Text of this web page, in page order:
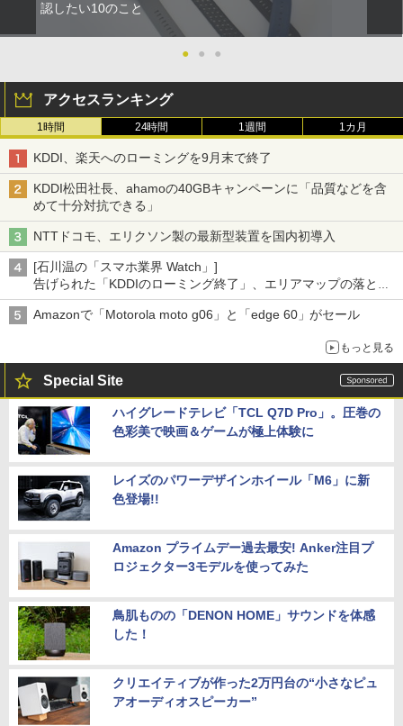
認したい10のこと
● ● ●
アクセスランキング
1時間 24時間 1週間 1カ月
KDDI、楽天へのローミングを9月末で終了
KDDI松田社長、ahamoの40GBキャンペーンに「品質などを含
めて十分対抗できる」
NTTドコモ、エリクソン製の最新型装置を国内初導入
[石川温の「スマホ業界 Watch」]
告げられた「KDDIのローミング終了」、エリアマップの落とし
穴と楽天モバイルの課題
Amazonで「Motorola moto g06」と「edge 60」がセール
もっと見る
Special Site
ハイグレードテレビ「TCL Q7D Pro」。圧巻の
色彩美で映画＆ゲームが極上体験に
レイズのパワーデザインホイール「M6」に新
色登場!!
Amazon プライムデー過去最安! Anker注目プ
ロジェクター3モデルを使ってみた
鳥肌ものの「DENON HOME」サウンドを体感
した！
クリエイティブが作った2万円台の“小さなピュ
アオーディオスピーカー”